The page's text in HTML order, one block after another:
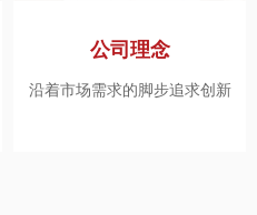
公司理念
沿着市场需求的脚步追求创新